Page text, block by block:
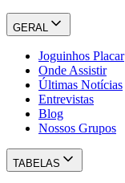
GERAL
Joguinhos Placar
Onde Assistir
Últimas Notícias
Entrevistas
Blog
Nossos Grupos
TABELAS